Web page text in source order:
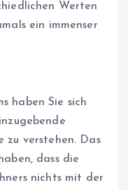
Werten
ein immenser
haben Sie sich
zu verstehen. Das
dass die
nichts mit der